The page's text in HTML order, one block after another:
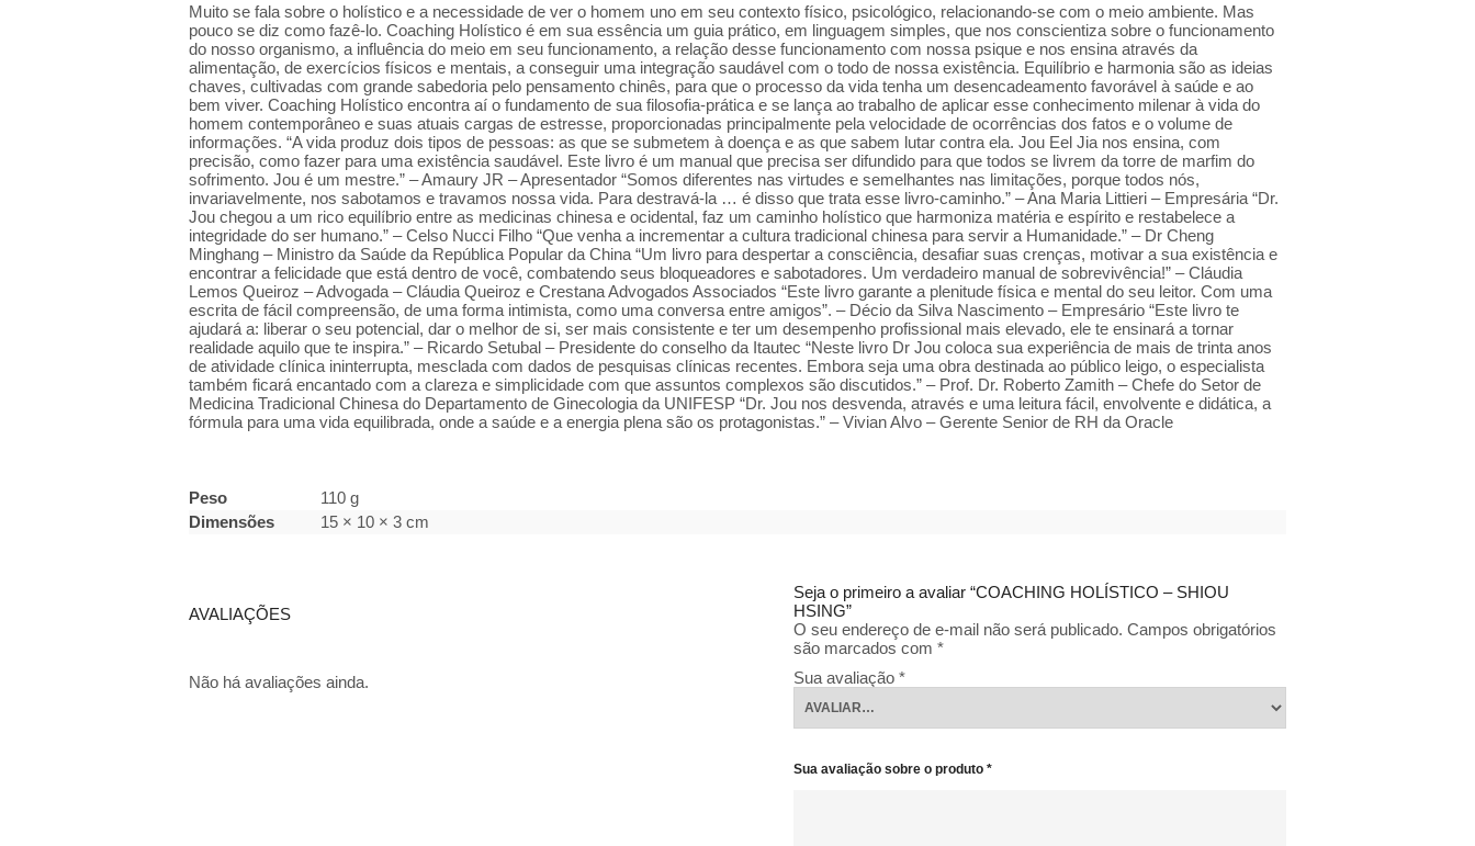
Muito se fala sobre o holístico e a necessidade de ver o homem uno em seu contexto físico, psicológico, relacionando-se com o meio ambiente. Mas
pouco se diz como fazê-lo. Coaching Holístico é em sua essência um guia prático, em linguagem simples, que nos conscientiza sobre o funcionamento
do nosso organismo, a influência do meio em seu funcionamento, a relação desse funcionamento com nossa psique e nos ensina através da
alimentação, de exercícios físicos e mentais, a conseguir uma integração saudável com o todo de nossa existência. Equilíbrio e harmonia são as ideias
chaves, cultivadas com grande sabedoria pelo pensamento chinês, para que o processo da vida tenha um desencadeamento favorável à saúde e ao
bem viver. Coaching Holístico encontra aí o fundamento de sua filosofia-prática e se lança ao trabalho de aplicar esse conhecimento milenar à vida do
homem contemporâneo e suas atuais cargas de estresse, proporcionadas principalmente pela velocidade de ocorrências dos fatos e o volume de
informações. “A vida produz dois tipos de pessoas: as que se submetem à doença e as que sabem lutar contra ela. Jou Eel Jia nos ensina, com
precisão, como fazer para uma existência saudável. Este livro é um manual que precisa ser difundido para que todos se livrem da torre de marfim do
sofrimento. Jou é um mestre.” – Amaury JR – Apresentador “Somos diferentes nas virtudes e semelhantes nas limitações, porque todos nós,
invariavelmente, nos sabotamos e travamos nossa vida. Para destravá-la … é disso que trata esse livro-caminho.” – Ana Maria Littieri – Empresária “Dr.
Jou chegou a um rico equilíbrio entre as medicinas chinesa e ocidental, faz um caminho holístico que harmoniza matéria e espírito e restabelece a
integridade do ser humano.” – Celso Nucci Filho “Que venha a incrementar a cultura tradicional chinesa para servir a Humanidade.” – Dr Cheng
Minghang – Ministro da Saúde da República Popular da China “Um livro para despertar a consciência, desafiar suas crenças, motivar a sua existência e
encontrar a felicidade que está dentro de você, combatendo seus bloqueadores e sabotadores. Um verdadeiro manual de sobrevivência!” – Cláudia
Lemos Queiroz – Advogada – Cláudia Queiroz e Crestana Advogados Associados “Este livro garante a plenitude física e mental do seu leitor. Com uma
escrita de fácil compreensão, de uma forma intimista, como uma conversa entre amigos”. – Décio da Silva Nascimento – Empresário “Este livro te
ajudará a: liberar o seu potencial, dar o melhor de si, ser mais consistente e ter um desempenho profissional mais elevado, ele te ensinará a tornar
realidade aquilo que te inspira.” – Ricardo Setubal – Presidente do conselho da Itautec “Neste livro Dr Jou coloca sua experiência de mais de trinta anos
de atividade clínica ininterrupta, mesclada com dados de pesquisas clínicas recentes. Embora seja uma obra destinada ao público leigo, o especialista
também ficará encantado com a clareza e simplicidade com que assuntos complexos são discutidos.” – Prof. Dr. Roberto Zamith – Chefe do Setor de
Medicina Tradicional Chinesa do Departamento de Ginecologia da UNIFESP “Dr. Jou nos desvenda, através e uma leitura fácil, envolvente e didática, a
fórmula para uma vida equilibrada, onde a saúde e a energia plena são os protagonistas.” – Vivian Alvo – Gerente Senior de RH da Oracle
Peso
110 g
Dimensões
15 × 10 × 3 cm
AVALIAÇÕES
Não há avaliações ainda.
Seja o primeiro a avaliar “COACHING HOLÍSTICO – SHIOU
HSING”
O seu endereço de e-mail não será publicado. Campos obrigatórios
são marcados com *
Sua avaliação *
Sua avaliação sobre o produto *